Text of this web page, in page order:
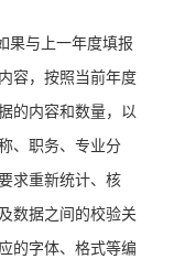
果与 上一年度填报
内容，按照当前年度
的内容和数量，以
、职务、专业分
求重新统计、核
数据之间的校验关
的字体、格式等编